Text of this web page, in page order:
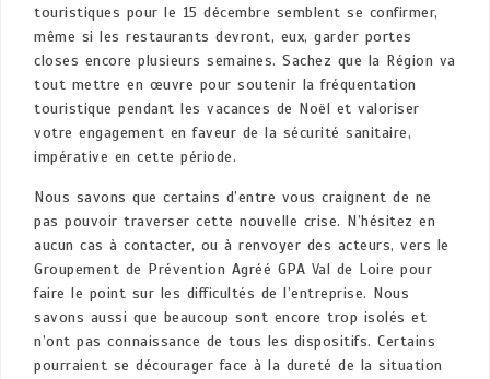
touristiques pour le 15 décembre semblent se confirmer,
même si les restaurants devront, eux, garder portes
closes encore plusieurs semaines. Sachez que la Région va
tout mettre en œuvre pour soutenir la fréquentation
touristique pendant les vacances de Noël et valoriser
votre engagement en faveur de la sécurité sanitaire,
impérative en cette période.
Nous savons que certains d’entre vous craignent de ne
pas pouvoir traverser cette nouvelle crise. N’hésitez en
aucun cas à contacter, ou à renvoyer des acteurs, vers le
Groupement de Prévention Agréé GPA Val de Loire pour
faire le point sur les difficultés de l’entreprise. Nous
savons aussi que beaucoup sont encore trop isolés et
n’ont pas connaissance de tous les dispositifs. Certains
pourraient se décourager face à la dureté de la situation